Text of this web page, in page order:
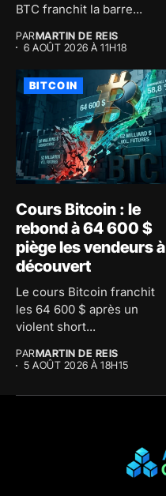
BTC franchit la barre...
PARMARTIN DE REIS
6 AOÛT 2026 À 11H18
BITCOIN
Cours Bitcoin : le
rebond à 64 600 $
piège les vendeurs à
découvert
Le cours Bitcoin franchit
les 64 600 $ après un
violent short...
PARMARTIN DE REIS
5 AOÛT 2026 À 18H15